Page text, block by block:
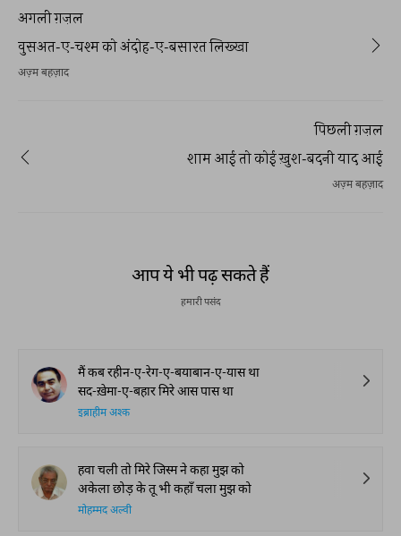
अगली ग़ज़ल
वुसअत-ए-चश्म को अंदोह-ए-बसारत लिख्खा
अज़्म बहज़ाद
पिछली ग़ज़ल
शाम आई तो कोई ख़ुश-बदनी याद आई
अज़्म बहज़ाद
आप ये भी पढ़ सकते हैं
हमारी पसंद
मैं कब रहीन-ए-रेग-ए-बयाबान-ए-यास था
सद-ख़ेमा-ए-बहार मिरे आस पास था
इब्राहीम अश्क
हवा चली तो मिरे जिस्म ने कहा मुझ को
अकेला छोड़ के तू भी कहाँ चला मुझ को
मोहम्मद अल्वी